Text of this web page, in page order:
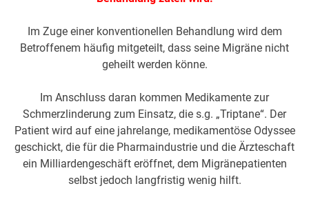
Im Zuge einer konventionellen Behandlung wird dem
Betroffenem häufig mitgeteilt, dass seine Migräne nicht
geheilt werden könne.
Im Anschluss daran kommen Medikamente zur
Schmerzlinderung zum Einsatz, die s.g. „Triptane“. Der
Patient wird auf eine jahrelange, medikamentöse Odyssee
geschickt, die für die Pharmaindustrie und die Ärzteschaft
ein Milliardengeschäft eröffnet, dem Migränepatienten
selbst jedoch langfristig wenig hilft.